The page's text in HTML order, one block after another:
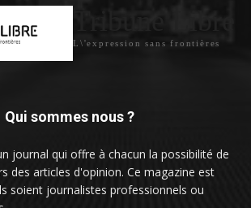
Tribune Libre
L\'expression sans frontières
Qui sommes nous ?
journal qui offre à chacun la possibilité de
des articles d'opinion. Ce magazine est
soient journalistes professionnels ou